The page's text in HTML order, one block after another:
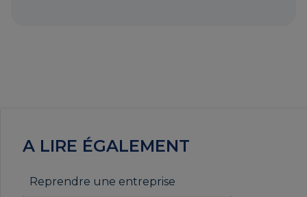
A LIRE ÉGALEMENT
Reprendre une entreprise